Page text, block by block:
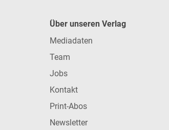
Über unseren Verlag
Mediadaten
Team
Jobs
Kontakt
Print-Abos
Newsletter